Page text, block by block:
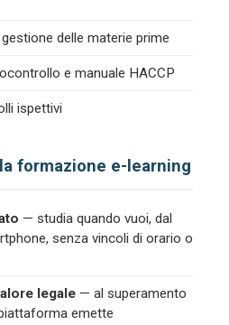
delle materie prime
e manuale HACCP
ispettivi
formazione e-learning
— studia quando vuoi, dal
senza vincoli di orario o
legale — al superamento
emette